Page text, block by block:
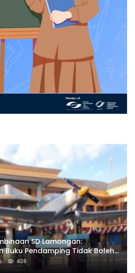
SD Lamongan:
Buku Pendamping Tidak Boleh
438